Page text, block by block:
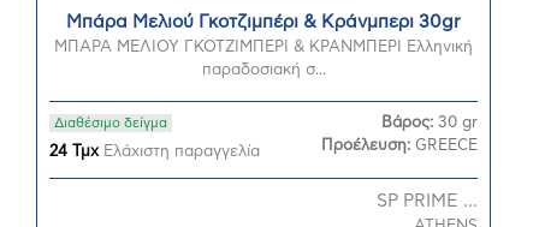
Μπάρα Μελιού Γκοτζιμπέρι & Κράνμπερι 30gr
ΜΠΑΡΑ ΜΕΛΙΟΥ ΓΚΟΤΖΙΜΠΕΡΙ & ΚΡΑΝΜΠΕΡΙ Ελληνική
παραδοσιακή σ...
Διαθέσιμο δείγμα
24 ΤμχΕλάχιστη παραγγελία
Βάρος: 30 gr
Προέλευση: GREECE
SP PRIME ...